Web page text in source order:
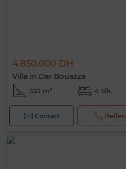
4.850.000 DH
Villa in Dar Bouazza
330 m² 4 Slk.
Contact Bellen